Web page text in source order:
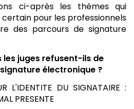
ci-après les thèmes qui
pour les professionnels
des parcours de signature
les juges refusent-ils de
électronique ?
L'IDENTITE DU SIGNATAIRE :
PRESENTE